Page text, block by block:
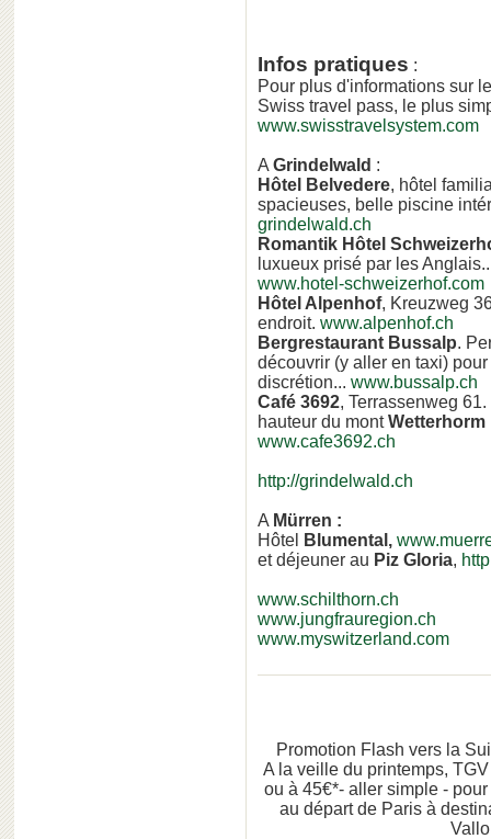
Infos pratiques :
Pour plus d'informations sur
Swiss travel pass, le plus
www.swisstravelsystem.com
A Grindelwald :
Hôtel Belvedere, hôtel
spacieuses, belle piscine
grindelwald.ch
Romantik Hôtel
luxueux prisé par les
www.hotel-schweizerhof.com
Hôtel Alpenhof, Kreuzweg
endroit. www.alpenhof.ch
Bergrestaurant Bussalp.
découvrir (y aller en taxi)
discrétion... www.bussalp.ch
Café 3692, Terrassenweg
hauteur du montWetterhorm
www.cafe3692.ch
http://grindelwald.ch
A Mürren :
Hôtel
Blumental,
et déjeuner au Piz Gloria,
www.schilthorn.ch
www.jungfrauregion.ch
www.myswitzerland.com
Promotion Flash vers la
A la veille du printemps,
ou à 45€*- aller simple -
au départ de Paris à